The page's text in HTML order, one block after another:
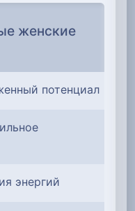
женские
потенциал
энергий